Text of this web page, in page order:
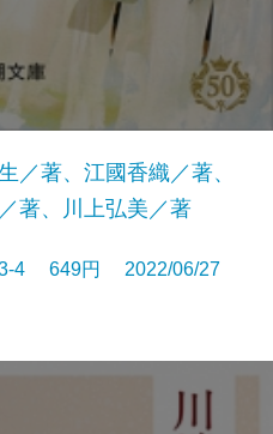
／著、江國香織／著、
著、川上弘美／著
4 649円 2022/06/27